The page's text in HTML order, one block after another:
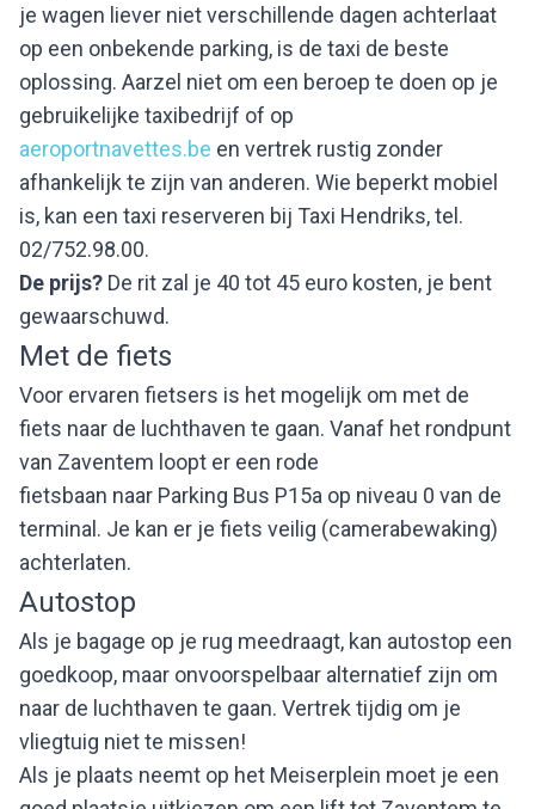
je wagen liever niet verschillende dagen achterlaat
op een onbekende parking, is de taxi de beste
oplossing. Aarzel niet om een beroep te doen op je
gebruikelijke taxibedrijf of op
aeroportnavettes.be en vertrek rustig zonder
afhankelijk te zijn van anderen. Wie beperkt mobiel
is, kan een taxi reserveren bij Taxi Hendriks, tel.
02/752.98.00.
De prijs? De rit zal je 40 tot 45 euro kosten, je bent
gewaarschuwd.
Met de fiets
Voor ervaren fietsers is het mogelijk om met de
fiets naar de luchthaven te gaan. Vanaf het rondpunt
van Zaventem loopt er een rode
fietsbaan naar Parking Bus P15a op niveau 0 van de
terminal. Je kan er je fiets veilig (camerabewaking)
achterlaten.
Autostop
Als je bagage op je rug meedraagt, kan autostop een
goedkoop, maar onvoorspelbaar alternatief zijn om
naar de luchthaven te gaan. Vertrek tijdig om je
vliegtuig niet te missen!
Als je plaats neemt op het Meiserplein moet je een